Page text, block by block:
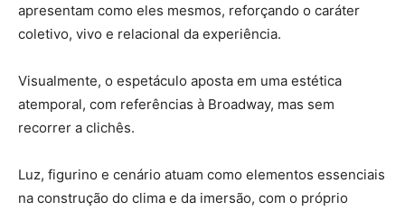
apresentam como eles mesmos, reforçando o caráter
coletivo, vivo e relacional da experiência.
Visualmente, o espetáculo aposta em uma estética
atemporal, com referências à Broadway, mas sem
recorrer a clichês.
Luz, figurino e cenário atuam como elementos essenciais
na construção do clima e da imersão, com o próprio